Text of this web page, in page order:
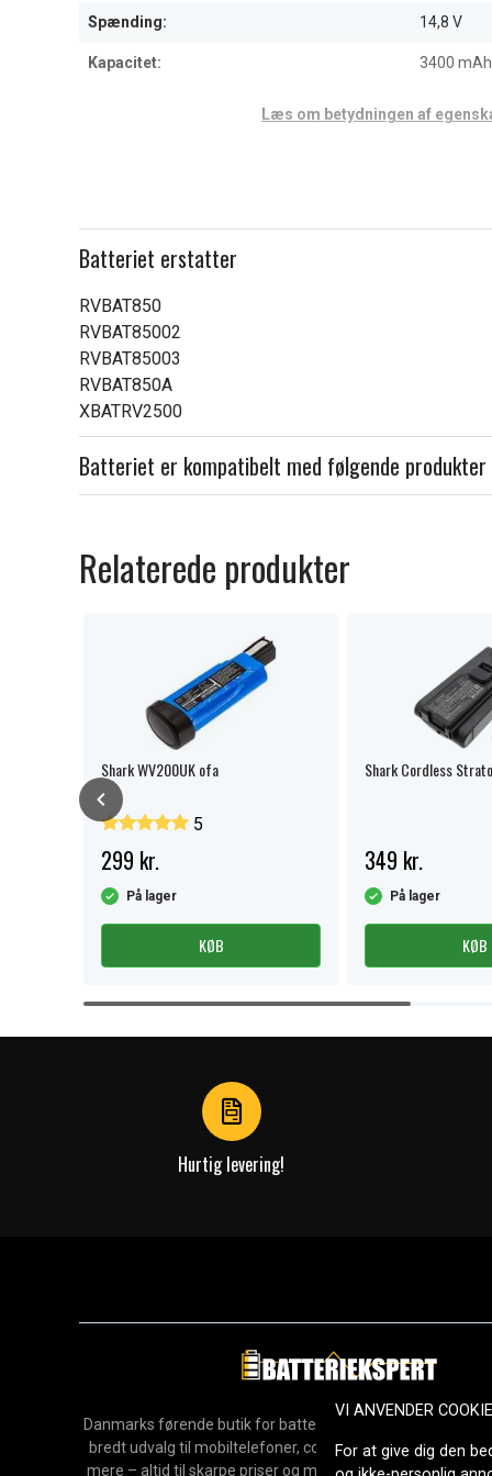
Spænding: 14,8 V
Kapacitet: 3400 mAh
Læs om betydningen af
Batteriet erstatter
RVBAT850
RVBAT85002
RVBAT85003
RVBAT850A
XBATRV2500
Batteriet er kompatibelt med følgende produkter
Relaterede produkter
Shark WV200UK ofa
5
299 kr.
På lager
KØB
Shark Cordless
349 kr.
På lager
KØB
Item
Hurtig levering!
Danmarks førende butik for batterier, opladere og
bredt udvalg til mobiltelefoner, computere, værktøj,
mere – altid til skarpe priser og med hurtig levering.
VI ANVENDER
For at give dig den